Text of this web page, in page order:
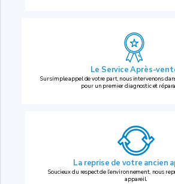
Le Service Après-
Sur simple appel de votre part, nous intervenons
pour un premier diagnostic et
La reprise de votre ancien
Soucieux du respect de l’environnement, nous
appareil.